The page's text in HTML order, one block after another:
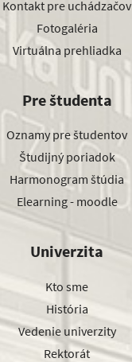
Kontakt pre uchádzačov
Fotogaléria
Virtuálna prehliadka
Pre študenta
Oznamy pre študentov
Študijný poriadok
Harmonogram štúdia
Elearning - moodle
Univerzita
Kto sme
História
Vedenie univerzity
Rektorát